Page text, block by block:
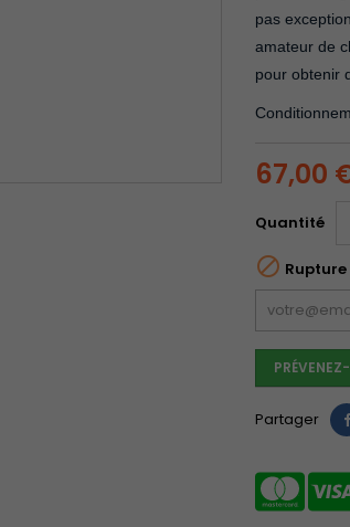
pas
amateur de
pour obtenir
67,00
Quantité

Partager